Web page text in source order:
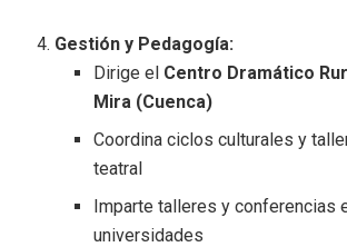
Gestión y Pedagogía:
Dirige el Centro Dramático
Mira (Cuenca)
Coordina ciclos culturales y
teatral
Imparte talleres y conferencias
universidades